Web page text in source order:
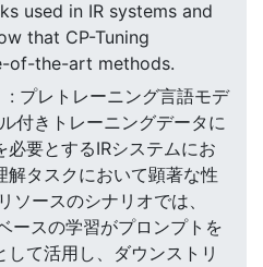
used in IR systems and
that CP-Tuning
of-the-art methods.
プレトレーニング言語モデ
付きトレーニングデータに
必要とするIRシステムにお
解タスクにおいて顕著な性
ソースのシナリオでは、
ースの学習がプロンプトを
して活用し、ダウンストリ